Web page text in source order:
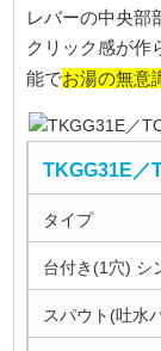
レバーの中央部
クリック感が作
能でお湯の無意
TKGG31E／
タイプ
台付き(1穴) シ
スパウト(吐水